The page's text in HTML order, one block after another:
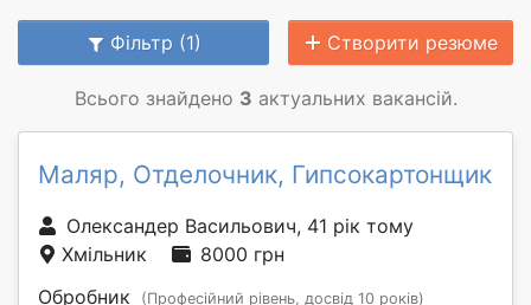
Фільтр (1) Створити резюме
Всього знайдено 3 актуальних вакансій.
Маляр, Отделочник, Гипсокартонщик
Олександер Васильович, 41 рік тому
Хмільник
8000 грн
Обробник
(Професійний рівень, досвід 10 років)